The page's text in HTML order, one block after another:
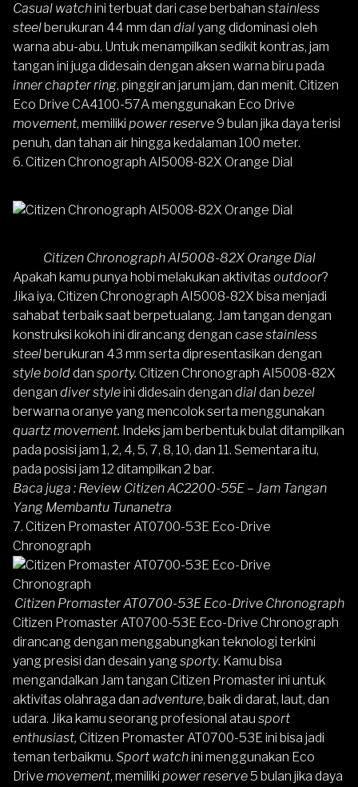
Casual watchini terbuat dari caseberbahan stainless
steelberukuran 44 mm dan dialyang didominasi oleh
warna abu-abu. Untuk menampilkan sedikit kontras, jam
tangan ini juga didesain dengan aksen warna biru pada
inner chapterring, pinggiran jarum jam, dan menit. Citizen
Eco Drive CA4100-57A menggunakan Eco Drive
movement, memiliki power reserve9 bulan jika daya terisi
penuh, dan tahan air hingga kedalaman 100 meter.
6. Citizen Chronograph AI5008-82X Orange Dial
Citizen Chronograph AI5008-82X Orange Dial
Apakah kamu punya hobi melakukan aktivitasoutdoor?
Jika iya, Citizen Chronograph AI5008-82X bisa menjadi
sahabat terbaik saat berpetualang. Jam tangan dengan
konstruksi kokoh ini dirancang dengan case stainless
steelberukuran 43 mm serta dipresentasikan dengan
style bolddan sporty. Citizen Chronograph AI5008-82X
dengan diver styleini didesain dengan dialdan bezel
berwarna oranye yang mencolok serta menggunakan
quartz movement. Indeks jam berbentuk bulat ditampilkan
pada posisi jam 1, 2, 4, 5, 7, 8, 10, dan 11. Sementara itu,
pada posisi jam 12 ditampilkan 2 bar.
Baca juga : Review Citizen AC2200-55E – Jam Tangan
Yang Membantu Tunanetra
7. Citizen Promaster AT0700-53E Eco-Drive
Chronograph
Citizen Promaster AT0700-53E Eco-Drive Chronograph
Citizen Promaster AT0700-53E Eco-Drive Chronograph
dirancang dengan menggabungkan teknologi terkini
yang presisi dan desain yang sporty. Kamu bisa
mengandalkan Jam tangan Citizen Promaster ini untuk
aktivitas olahraga dan adventure, baik di darat, laut, dan
udara. Jika kamu seorang profesional atau sport
enthusiast, Citizen Promaster AT0700-53E ini bisa jadi
teman terbaikmu. Sport watchini menggunakan Eco
Drive movement, memiliki power reserve5 bulan jika daya